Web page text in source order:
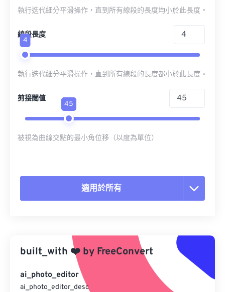
執行迭代細分平滑操作，直到所有線段的長度均小於此長度。
線段長度
4
執行迭代細分平滑操作，直到所有線段的長度都小於此長度。
剪接閾值
45
被視為曲線交點的最小角位移（以度為單位）
適用於所有
另存為預設
built_with ❤️ by FreeConvert
ai_photo_editor
ai_photo_editor_desc